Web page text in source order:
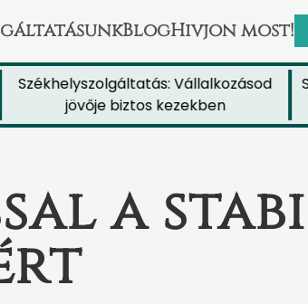
BlogHivjon most!
Székhelyszolgáltatás: Vállalkozásod
jövője biztos kezekben
a